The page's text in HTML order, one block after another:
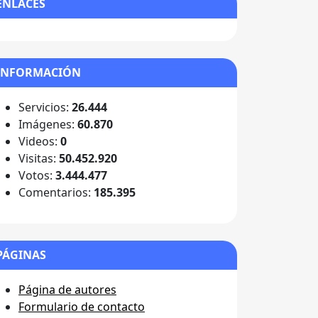
Servicios: 26.444
Imágenes: 60.870
Videos: 0
Visitas: 50.452.920
Votos: 3.444.477
Comentarios: 185.395
Página de autores
Formulario de contacto